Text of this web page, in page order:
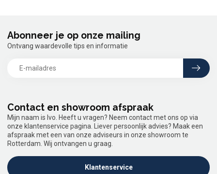
Contact en showroom afspraak
Mijn naam is Ivo. Heeft u vragen? Neem contact met ons op via
onze klantenservice pagina. Liever persoonlijk advies? Maak een
afspraak met een van onze adviseurs in onze showroom te
Rotterdam. Wij ontvangen u graag.
Klantenservice
Abonneer je op onze mailing
Ontvang waardevolle tips en informatie